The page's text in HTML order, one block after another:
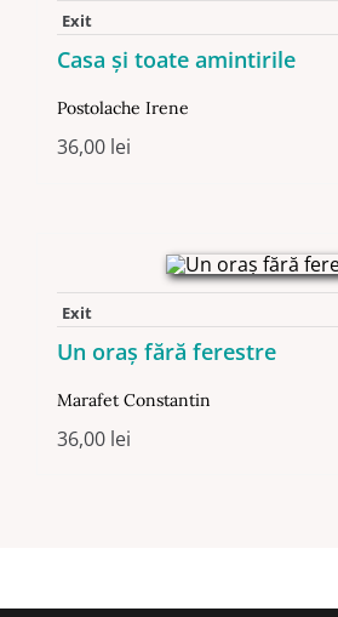
Exit
Casa și toate amintirile
Postolache Irene
36,00 lei
Exit
Un oraş fără ferestre
Marafet Constantin
36,00 lei